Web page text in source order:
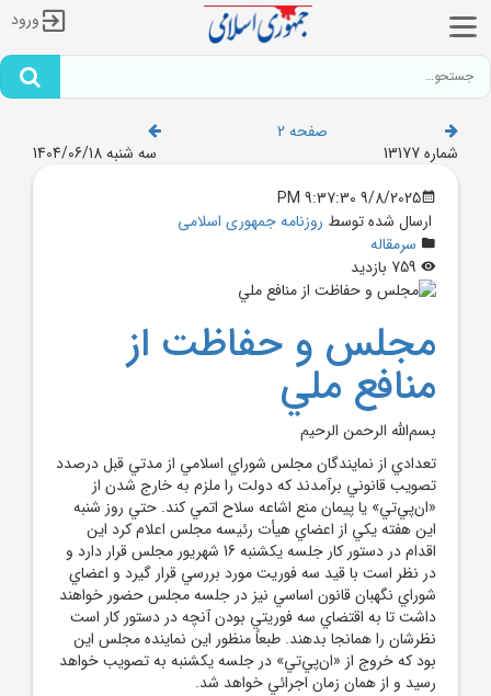
ورود
صفحه 2
شماره 13177
سه شنبه 1404/06/18
9/8/2025 9:37:30 PM
ارسال شده توسط روزنامه جمهوری اسلامی
سرمقاله
مجلس و حفاظت از
منافع ملي
بسم‌الله الرحمن الرحيم
تعدادي از نمايندگان مجلس شوراي اسلامي از مدتي قبل درصدد
تصويب قانوني برآمدند که دولت را ملزم به خارج شدن از
«ان‌پي‌تي» يا پيمان منع اشاعه سلاح اتمي کند. حتي روز شنبه
اين هفته يکي از اعضاي هيأت رئيسه مجلس اعلام کرد اين
اقدام در دستور کار جلسه يکشنبه 16 شهريور مجلس قرار دارد و
در نظر است با قيد سه فوريت مورد بررسي قرار گيرد و اعضاي
شوراي نگهبان قانون اساسي نيز در جلسه مجلس حضور خواهند
داشت تا به اقتضاي سه فوريتي بودن آنچه در دستور کار است
نظرشان را همانجا بدهند. طبعاً منظور اين نماينده مجلس اين
بود که خروج از «ان‌پي‌تي» در جلسه يکشنبه به تصويب خواهد
رسيد و از همان زمان اجرائي خواهد شد.